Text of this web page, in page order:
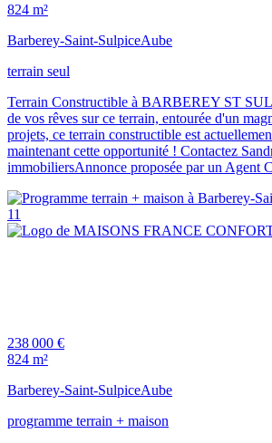
824 m²
Barberey-Saint-SulpiceAube
terrain seul
Terrain Constructible à BARBEREY ST
de vos rêves sur ce terrain, entourée d'un
projets, ce terrain constructible est
maintenant cette opportunité ! Contactez
immobiliersAnnonce proposée par un Agent
11
238 000 €
824 m²
Barberey-Saint-SulpiceAube
programme terrain + maison